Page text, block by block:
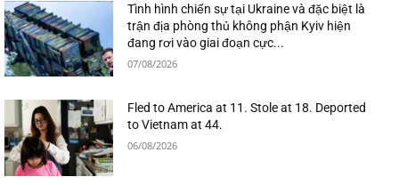
Tình hình chiến sự tại Ukraine và đặc biệt là
trận địa phòng thủ không phận Kyiv hiện
đang rơi vào giai đoạn cực...
07/08/2026
Fled to America at 11. Stole at 18. Deported
to Vietnam at 44.
06/08/2026